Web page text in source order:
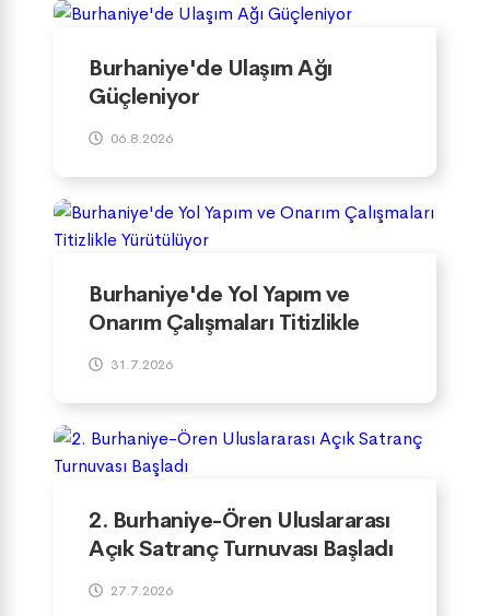
Burhaniye'de Ulaşım Ağı
Güçleniyor
06.8.2026
Burhaniye'de Yol Yapım ve
Onarım Çalışmaları Titizlikle
Yürütülüyor
31.7.2026
2. Burhaniye-Ören Uluslararası
Açık Satranç Turnuvası Başladı
27.7.2026